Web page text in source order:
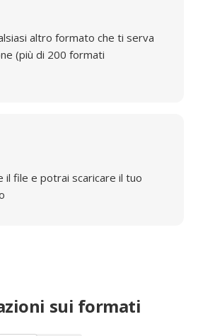
altro formato che ti serva
(più di 200 formati
il file e potrai scaricare il tuo
sui formati